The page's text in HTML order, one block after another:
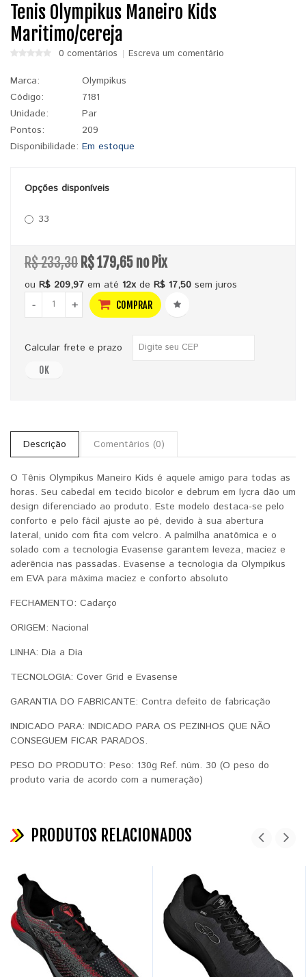
Tenis Olympikus Maneiro Kids
Maritimo/cereja
0 comentários Escreva um comentário
Marca:
Olympikus
Código:
7181
Unidade:
Par
Pontos:
209
Disponibilidade: Em estoque
Opções disponíveis
33
R$ 233,30 R$ 179,65 no Pix
ou R$ 209,97 em até 12xde R$ 17,50 sem juros
-
+ COMPRAR
Calcular frete e prazo
OK
Descrição Comentários (0)
O Tênis Olympikus Maneiro Kids é aquele amigo para todas as
horas. Seu cabedal em tecido bicolor e debrum em lycra dão um
design diferenciado ao produto. Este modelo destaca-se pelo
conforto e pelo fácil ajuste ao pé, devido à sua abertura
lateral, unido com fita com velcro. A palmilha anatômica e o
solado com a tecnologia Evasense garantem leveza, maciez e
aderência nas passadas. Evasense a tecnologia da Olympikus
em EVA para máxima maciez e conforto absoluto
FECHAMENTO: Cadarço
ORIGEM: Nacional
LINHA: Dia a Dia
TECNOLOGIA: Cover Grid e Evasense
GARANTIA DO FABRICANTE: Contra defeito de fabricação
INDICADO PARA: INDICADO PARA OS PEZINHOS QUE NÃO
CONSEGUEM FICAR PARADOS.
PESO DO PRODUTO: Peso: 130g Ref. núm. 30 (O peso do
produto varia de acordo com a numeração)
PRODUTOS RELACIONADOS